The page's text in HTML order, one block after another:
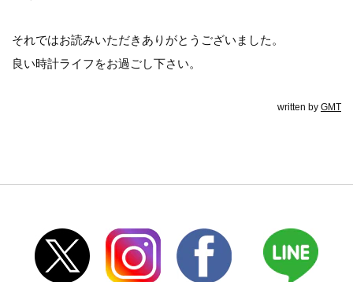
それではお読みいただきありがとうございました。
良い時計ライフをお過ごし下さい。
written by GMT